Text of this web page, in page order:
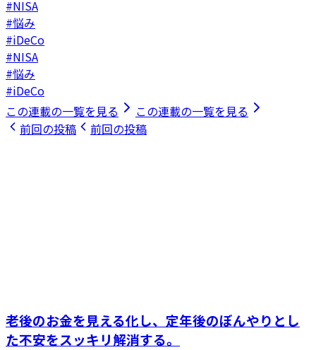
#NISA
#悩み
#iDeCo
#NISA
#悩み
#iDeCo
この連載の一覧を見る
この連載の一覧を見る
前回の投稿
前回の投稿
老後のお金を見える化し、定年後のぼんやりとし
た不安をスッキリ解消する。